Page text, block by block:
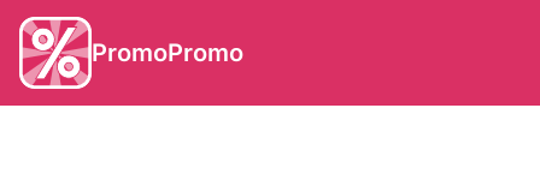
PromoPromo